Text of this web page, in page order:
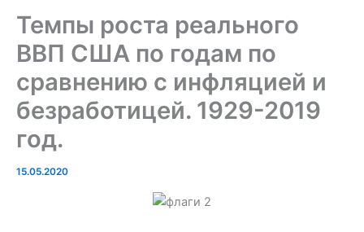
Темпы роста реального
ВВП США по годам по
сравнению с инфляцией и
безработицей. 1929-2019
год.
15.05.2020